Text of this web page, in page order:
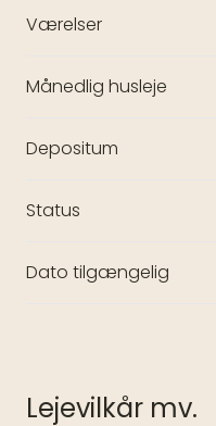
Værelser
Månedlig husleje
Depositum
Status
Dato tilgængelig
Lejevilkår mv.